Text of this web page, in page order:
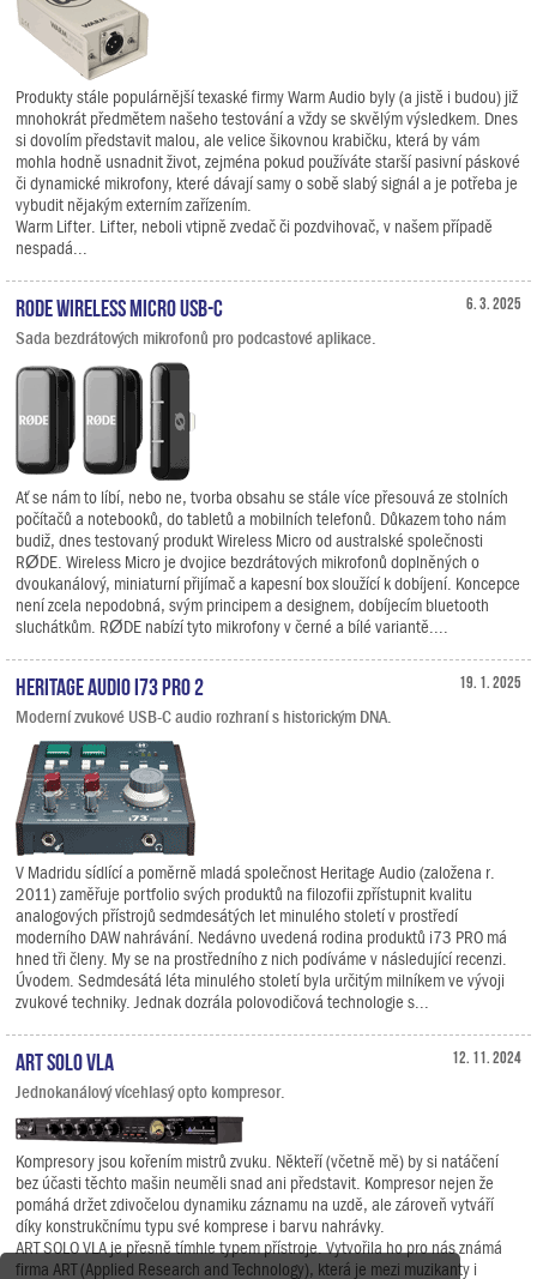
Produkty stále populárnější texaské firmy Warm Audio byly (a jistě i budou) již
mnohokrát předmětem našeho testování a vždy se skvělým výsledkem. Dnes
si dovolím představit malou, ale velice šikovnou krabičku, která by vám
mohla hodně usnadnit život, zejména pokud používáte starší pasivní páskové
či dynamické mikrofony, které dávají samy o sobě slabý signál a je potřeba je
vybudit nějakým externím zařízením.
Warm Lifter. Lifter, neboli vtipně zvedač či pozdvihovač, v našem případě
nespadá...
6. 3. 2025
RODE Wireless Micro USB-C
Sada bezdrátových mikrofonů pro podcastové aplikace.
Ať se nám to líbí, nebo ne, tvorba obsahu se stále více přesouvá ze stolních
počítačů a notebooků, do tabletů a mobilních telefonů. Důkazem toho nám
budiž, dnes testovaný produkt Wireless Micro od australské společnosti
RØDE. Wireless Micro je dvojice bezdrátových mikrofonů doplněných o
dvoukanálový, miniaturní přijímač a kapesní box sloužící k dobíjení. Koncepce
není zcela nepodobná, svým principem a designem, dobíjecím bluetooth
sluchátkům. RØDE nabízí tyto mikrofony v černé a bílé variantě....
19. 1. 2025
Heritage Audio i73 PRO 2
Moderní zvukové USB-C audio rozhraní s historickým DNA.
V Madridu sídlící a poměrně mladá společnost Heritage Audio (založena r.
2011) zaměřuje portfolio svých produktů na filozofii zpřístupnit kvalitu
analogových přístrojů sedmdesátých let minulého století v prostředí
moderního DAW nahrávání. Nedávno uvedená rodina produktů i73 PRO má
hned tři členy. My se na prostředního z nich podíváme v následující recenzi.
Úvodem. Sedmdesátá léta minulého století byla určitým milníkem ve vývoji
zvukové techniky. Jednak dozrála polovodičová technologie s...
12. 11. 2024
ART SOLO VLA
Jednokanálový vícehlasý opto kompresor.
Kompresory jsou kořením mistrů zvuku. Někteří (včetně mě) by si natáčení
bez účasti těchto mašin neuměli snad ani představit. Kompresor nejen že
pomáhá držet zdivočelou dynamiku záznamu na uzdě, ale zároveň vytváří
díky konstrukčnímu typu své komprese i barvu nahrávky.
ART SOLO VLA je přesně tímhle typem přístroje. Vytvořila ho pro nás známá
firma ART (Applied Research and Technology), která je mezi muzikanty i